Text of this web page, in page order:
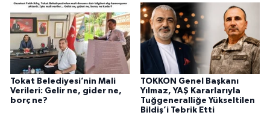
Tokat Belediyesi’nin Mali
Verileri: Gelir ne, gider ne,
borç ne?
TOKKON Genel Başkanı
Yılmaz, YAŞ Kararlarıyla
Tuğgeneralliğe Yükseltilen
Bildiş’i Tebrik Etti